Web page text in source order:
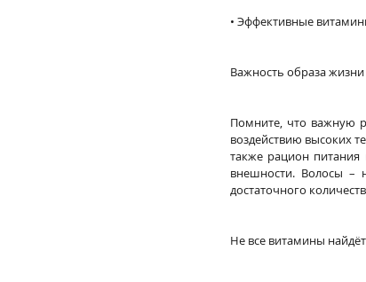
• Эффективные
Важность образа жизни
Помните, что важную
воздействию высоких
также рацион
внешности. Волосы –
достаточного
Не все витамины